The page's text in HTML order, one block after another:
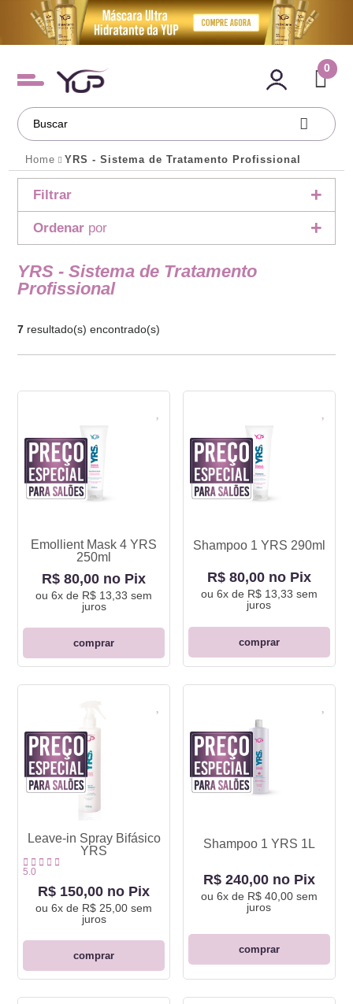
0
Home YRS - Sistema de Tratamento Profissional
Filtrar
Ordenar por
YRS - Sistema de Tratamento
Profissional
7 resultado(s) encontrado(s)
Emollient Mask 4 YRS
250ml
R$ 80,00 no Pix
ou6x de R$ 13,33 sem
juros
comprar
Shampoo 1 YRS 290ml
R$ 80,00 no Pix
ou 6x de R$ 13,33 sem
juros
comprar
Leave-in Spray Bifásico
YRS
5.0
R$ 150,00 no Pix
ou6x de R$ 25,00 sem
juros
comprar
Shampoo 1 YRS 1L
R$ 240,00 no Pix
ou 6x de R$ 40,00sem
juros
comprar